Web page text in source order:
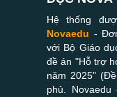
Hệ thống
Novaedu -
với Bộ Giáo
đề án "Hỗ trợ
năm 2025"
phủ.